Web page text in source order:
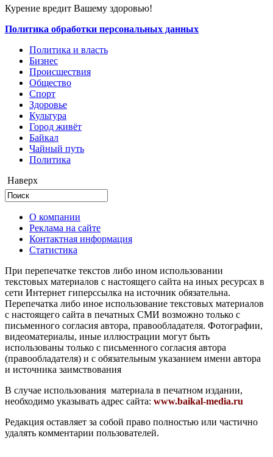
Курение вредит Вашему здоровью!
Политика обработки персональных данных
Политика и власть
Бизнес
Происшествия
Общество
Cпорт
Здоровье
Культура
Город живёт
Байкал
Чайный путь
Политика
Наверх
О компании
Реклама на сайте
Контактная информация
Статистика
При перепечатке текстов либо ином использовании
текстовых материалов с настоящего сайта на иных ресурсах в
сети Интернет гиперссылка на источник обязательна.
Перепечатка либо иное использование текстовых материалов
с настоящего сайта в печатных СМИ возможно только с
письменного согласия автора, правообладателя. Фотографии,
видеоматериалы, иные иллюстрации могут быть
использованы только с письменного согласия автора
(правообладателя) и с обязательным указанием имени автора
и источника заимствования
В случае использования материала в печатном издании,
необходимо указывать адрес сайта: www.baikal-media.ru
Редакция оставляет за собой право полностью или частично
удалять комментарии пользователей.